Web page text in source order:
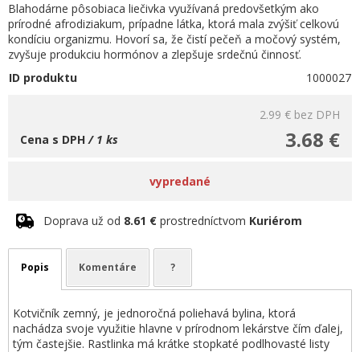
Blahodárne pôsobiaca liečivka využívaná predovšetkým ako
prírodné afrodiziakum, prípadne látka, ktorá mala zvýšiť celkovú
kondíciu organizmu. Hovorí sa, že čistí pečeň a močový systém,
zvyšuje produkciu hormónov a zlepšuje srdečnú činnosť.
ID produktu
1000027
2.99 € bez DPH
3.68 €
Cena s DPH/ 1 ks
vypredané
Doprava už od 8.61 € prostredníctvom Kuriérom
Popis Komentáre ?
Kotvičník zemný, je jednoročná poliehavá bylina, ktorá
nachádza svoje využitie hlavne v prírodnom lekárstve čím ďalej,
tým častejšie. Rastlinka má krátke stopkaté podlhovasté listy